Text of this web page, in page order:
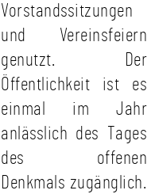
Vorstandssitzungen
und Vereinsfeiern
genutzt. Der
Öffentlichkeit ist es
einmal im Jahr
anlässlich des Tages
des offenen
Denkmals zugänglich.